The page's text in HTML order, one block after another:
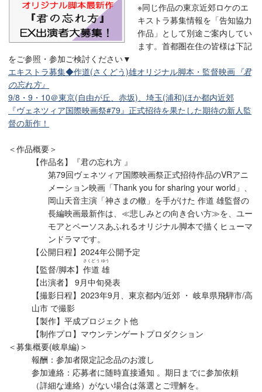
※同じ作品の東京近郊ロケのエ
キストラ募集情報を「告知協力
作品」として別途ご案内してい
ます。首都圏在住の皆様は下記
をご参照・参加ご検討ください▼
エキストラ募集◆作道(さくどう)雄オリジナル脚本・監督映画 『君
の忘れ方』
9/8・9・10＠東京(自由が丘、赤坂)、埼玉(浦和)ほか都内近郊
『ヴェネツィア国際映画祭#79』正式招待を果たした期待の新人監
督の新作！
＜作品概要＞
【作品名】『君の忘れ方 』
第79回ヴェネツィア国際映画祭正式招待作品のVRアニ
メーション映画「Thank you for sharing your world」、
岡山天音主演「神さまの轍」を手がけた 作道 雄監督の
長編映画最新作は、≪悲しみとの向き合い方≫を、ユー
モアとペーソスあふれるオリジナル脚本で描くヒューマ
ンドラマです。
【公開日程】2024年公開予定
【監督/脚本】 作道 雄
さくどう ゆう
【出演者】 9月中旬発表
【撮影日程】2023年9月、東京都内/近郊 ・ 岐阜県飛騨市/高
山市 で撮影
【製作】平成プロジェクト他
【制作プロ】マウンテンゲートプロダクション
＜募集概要(岐阜編)＞
報酬：参加者限定記念品のお渡し
参加連絡：応募者に随時直接通知 。期日までに参加依頼
（詳細な連絡）がない場合は落選とご理解を。